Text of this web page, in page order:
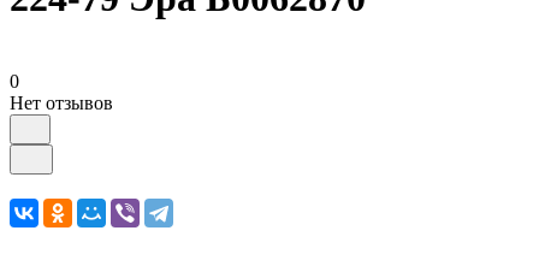
0
Нет отзывов